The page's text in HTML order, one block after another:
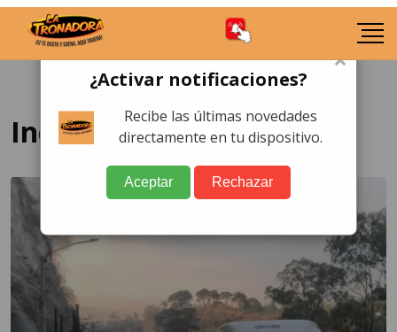
Incidentes viales
×
¿Activar notificaciones?
Recibe las últimas novedades
directamente en tu dispositivo.
Aceptar Rechazar